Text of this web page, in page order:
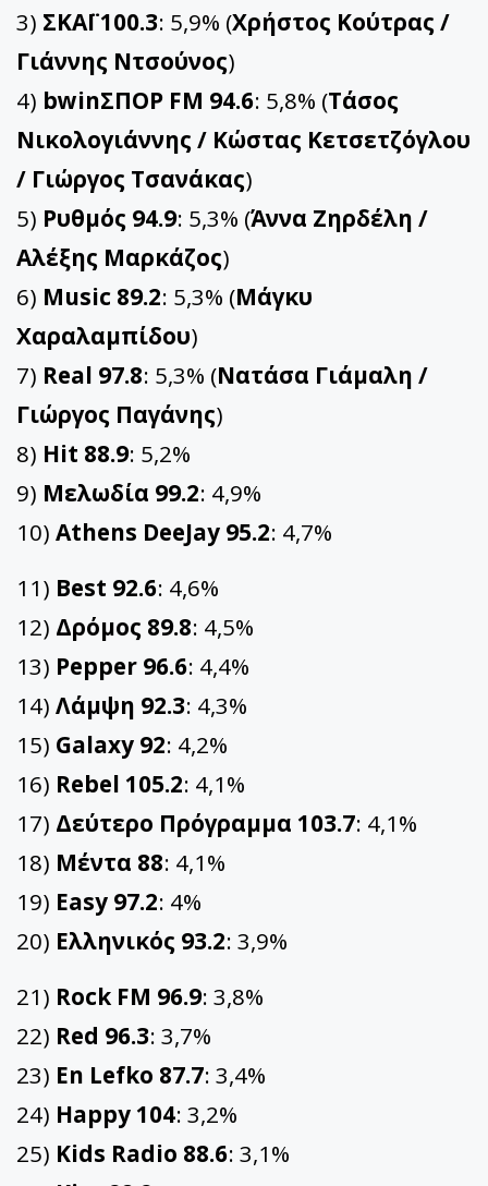
3) ΣΚΑΪ 100.3: 5,9% (Χρήστος Κούτρας /
Γιάννης Ντσούνος)
4) bwinΣΠΟΡ FM 94.6: 5,8% (Τάσος
Νικολογιάννης / Κώστας Κετσετζόγλου
/ Γιώργος Τσανάκας)
5) Ρυθμός 94.9: 5,3% (Άννα Ζηρδέλη /
Αλέξης Μαρκάζος)
6) Music 89.2: 5,3% (Μάγκυ
Χαραλαμπίδου)
7) Real 97.8: 5,3% (Νατάσα Γιάμαλη /
Γιώργος Παγάνης)
8) Hit 88.9: 5,2%
9) Μελωδία 99.2: 4,9%
10) Athens DeeJay 95.2: 4,7%
11) Best 92.6: 4,6%
12) Δρόμος 89.8: 4,5%
13) Pepper 96.6: 4,4%
14) Λάμψη 92.3: 4,3%
15) Galaxy 92: 4,2%
16) Rebel 105.2: 4,1%
17) Δεύτερο Πρόγραμμα 103.7: 4,1%
18) Μέντα 88: 4,1%
19) Easy 97.2: 4%
20) Ελληνικός 93.2: 3,9%
21) Rock FM 96.9: 3,8%
22) Red 96.3: 3,7%
23) En Lefko 87.7: 3,4%
24) Happy 104: 3,2%
25) Kids Radio 88.6: 3,1%